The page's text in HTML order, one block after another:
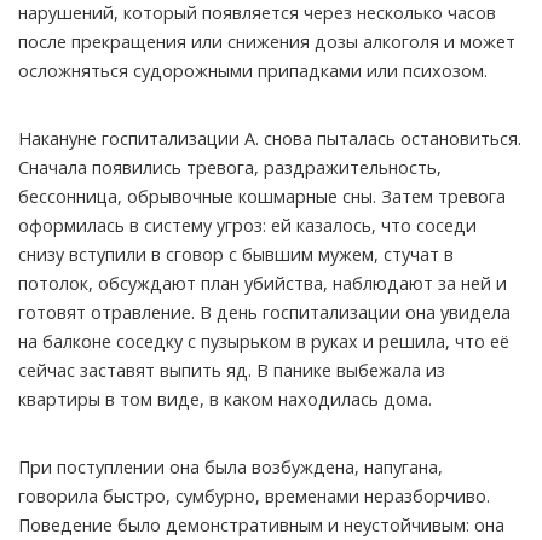
нарушений, который появляется через несколько часов
после прекращения или снижения дозы алкоголя и может
осложняться судорожными припадками или психозом.
Накануне госпитализации А. снова пыталась остановиться.
Сначала появились тревога, раздражительность,
бессонница, обрывочные кошмарные сны. Затем тревога
оформилась в систему угроз: ей казалось, что соседи
снизу вступили в сговор с бывшим мужем, стучат в
потолок, обсуждают план убийства, наблюдают за ней и
готовят отравление. В день госпитализации она увидела
на балконе соседку с пузырьком в руках и решила, что её
сейчас заставят выпить яд. В панике выбежала из
квартиры в том виде, в каком находилась дома.
При поступлении она была возбуждена, напугана,
говорила быстро, сумбурно, временами неразборчиво.
Поведение было демонстративным и неустойчивым: она